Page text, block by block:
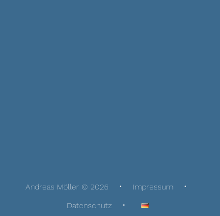
Andreas Möller © 2026
Impressum
Datenschutz